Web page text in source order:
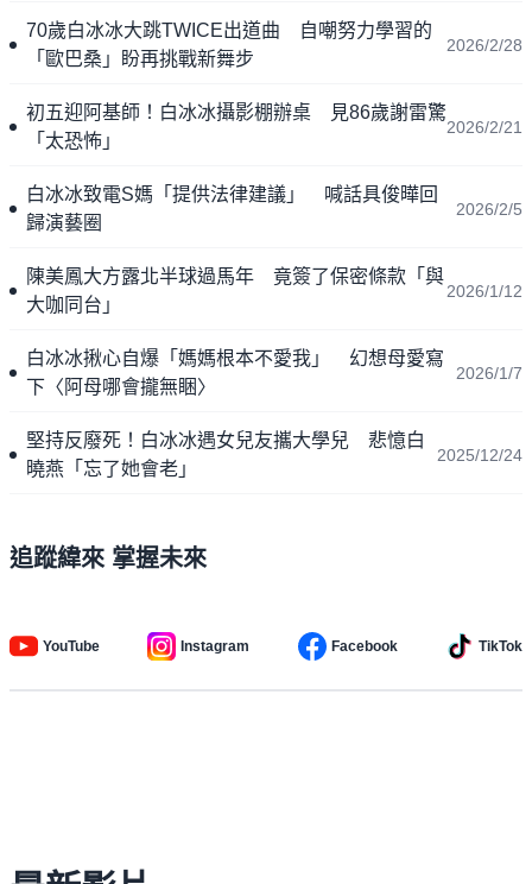
70歲白冰冰大跳TWICE出道曲 自嘲努力學習的
「歐巴桑」盼再挑戰新舞步
2026/2/28
初五迎阿基師！白冰冰攝影棚辦桌 見86歲謝雷驚
「太恐怖」
2026/2/21
白冰冰致電S媽「提供法律建議」 喊話具俊曄回
歸演藝圈
2026/2/5
陳美鳳大方露北半球過馬年 竟簽了保密條款「與
大咖同台」
2026/1/12
白冰冰揪心自爆「媽媽根本不愛我」 幻想母愛寫
下〈阿母哪會攏無睏〉
2026/1/7
堅持反廢死！白冰冰遇女兒友攜大學兒 悲憶白
曉燕「忘了她會老」
2025/12/24
追蹤緯來 掌握未來
YouTube Instagram Facebook TikTok